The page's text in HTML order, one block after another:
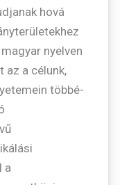
hová
nyelven
az a célunk,
többé-
a